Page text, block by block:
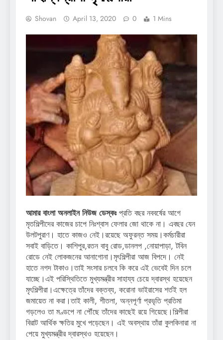
Shovan April 13, 2020 0 1 Mins
আমার বাংলা অনলাইন নিউজ ডেস্কঃপ্রতি বছর নববর্ষের আগে
মৃতশিল্পীদের কাজের চাপে নিঃশ্বাস ফেলার জো থাকে না। এবছর যেন
উলটপুরাণ। হাতে কাজও নেই।রয়েছে অফুরন্ত সময়।কর্মচারীরা
সবাই বাড়িতে। কাশিপুর,রতন বাবু রোড,ডানলপ ,নোয়াপাড়া, টবিন
রোডে নেই লোকজনের আনাগোনা।মৃৎশিল্পীরা আজ বিপদে। নেই
হাতে নগদ টাকাও।তাই সংসার চলবে কি করে এই ভেবেই দিন চলে
যাচ্ছে।এই পরিস্থিতিতে মুখ্যমন্ত্রীর সাহায্য চেয়ে দ্বারস্থ হয়েছেন
মৃৎশিল্পীরা।এক্ষেত্রে তাঁদের বক্তব্য, করোনা ভাইরাসের শর্তই হল
জমায়েত না করা।তাই কালী, শীতলা, অন্নপূর্ণা প্রভৃতি প্রতিমা
গড়লেও তা মণ্ডপে না পৌঁছে তাঁদের কাছেই রয়ে গিয়েছে।শিল্পীরা
বিরাট আর্থিক ক্ষতির মুখে পড়েছেন। এই অবস্থায় তাঁরা কুলকিনারা না
পেয়ে মুখ্যমন্ত্রীর দ্বারস্থও হয়েছেন।